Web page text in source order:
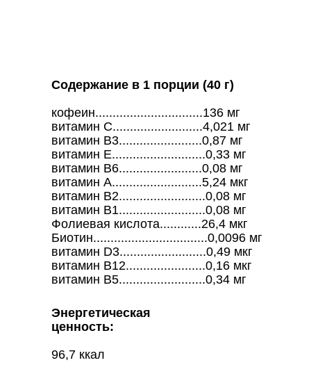
Содержание в 1 порции (40 г)
кофеин...............................136 мг
витамин С..........................4,021 мг
витамин В3........................0,87 мг
витамин Е...........................0,33 мг
витамин В6........................0,08 мг
витамин А..........................5,24 мкг
витамин В2.........................0,08 мг
витамин В1.........................0,08 мг
Фолиевая кислота............26,4 мкг
Биотин.................................0,0096 мг
витамин D3.........................0,49 мкг
витамин В12.......................0,16 мкг
витамин В5.........................0,34 мг
Энергетическая
ценность:
96,7 ккал